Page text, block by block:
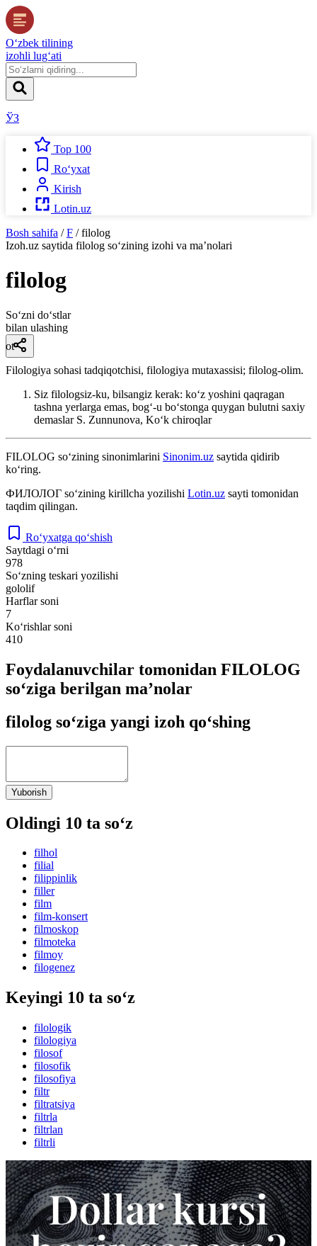
O‘zbek tilining
izohli lug‘ati
ЎЗ
Top 100
Ro‘yxat
Kirish
Lotin.uz
Bosh sahifa / F / filolog
Izoh.uz saytida filolog so‘zining izohi va ma’nolari
filolog
So‘zni do‘stlar
bilan ulashing
ot
Filologiya sohasi tadqiqotchisi, filologiya mutaxassisi; filolog-olim.
Siz filologsiz-ku, bilsangiz kerak: koʻz yoshini qaqragan
tashna yerlarga emas, bogʻ-u boʻstonga quygan bulutni saxiy
demaslar S. Zunnunova, Koʻk chiroqlar
FILOLOG so‘zining sinonimlarini Sinonim.uz saytida qidirib
ko‘ring.
ФИЛОЛОГ so‘zining kirillcha yozilishi Lotin.uz sayti tomonidan
taqdim qilingan.
Ro‘yxatga qo‘shish
Saytdagi o‘rni
978
So‘zning teskari yozilishi
gololif
Harflar soni
7
Ko‘rishlar soni
410
Foydalanuvchilar tomonidan FILOLOG
so‘ziga berilgan ma’nolar
filolog so‘ziga yangi izoh qo‘shing
Yuborish
Oldingi 10 ta so‘z
filhol
filial
filippinlik
filler
film
film-konsert
filmoskop
filmoteka
filmoy
filogenez
Keyingi 10 ta so‘z
filologik
filologiya
filosof
filosofik
filosofiya
filtr
filtratsiya
filtrla
filtrlan
filtrli